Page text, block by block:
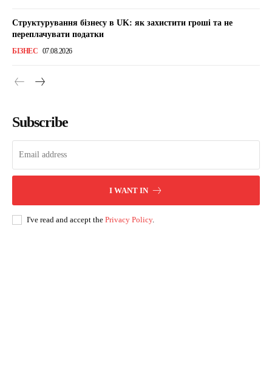
Структурування бізнесу в UK: як захистити гроші та не
переплачувати податки
БІЗНЕС 07.08.2026
Subscribe
I WANT IN
I've read and accept the Privacy Policy.